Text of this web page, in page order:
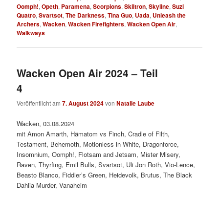
Oomph!,Opeth, Paramena,Scorpions,Skiltron,Skyline,Suzi
Quatro,Svartsot,The Darkness,Tina Guo, Uada, Unleash the
Archers,Wacken,Wacken Firefighters,Wacken Open Air,
Walkways
Wacken Open Air 2024 – Teil
4
Veröffentlicht am7. August 2024vonNatalie Laube
Wacken, 03.08.2024
mit Amon Amarth, Hämatom vs Finch, Cradle of Filth,
Testament, Behemoth, Motionless in White, Dragonforce,
Insomnium, Oomph!, Flotsam and Jetsam, Mister Misery,
Raven, Thyrfing, Emil Bulls, Svartsot, Uli Jon Roth, Vio-Lence,
Beasto Blanco, Fiddler’s Green, Heidevolk, Brutus, The Black
Dahlia Murder, Vanaheim